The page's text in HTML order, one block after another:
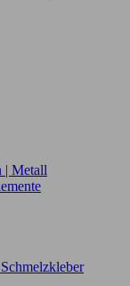
| Metall